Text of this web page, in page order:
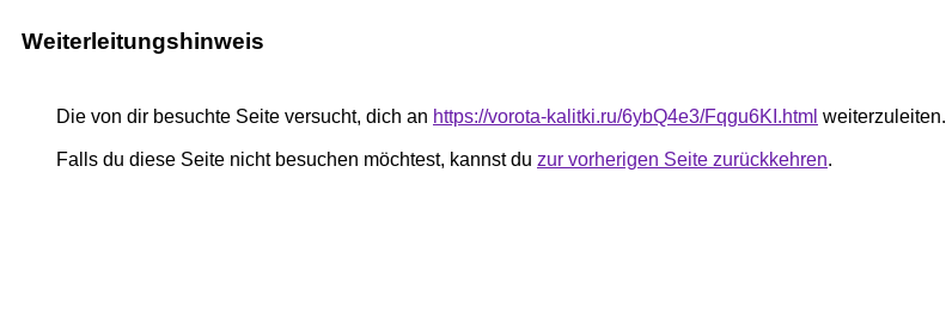
Weiterleitungshinweis
Die von dir besuchte Seite versucht, dich an https://vorota-kalitki.ru/6ybQ4e3/Fqgu6KI.html weiterzuleiten.
Falls du diese Seite nicht besuchen möchtest, kannst du zur vorherigen Seite zurückkehren.